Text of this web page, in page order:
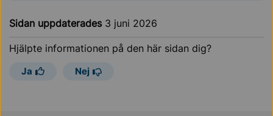
Sidan uppdaterades 3 juni 2026
Hjälpte informationen på den här sidan dig?
Ja Nej